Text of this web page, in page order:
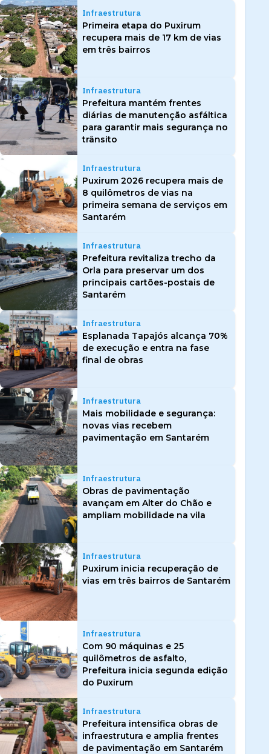
Infraestrutura
Primeira etapa do Puxirum
recupera mais de 17 km de vias
em três bairros
Infraestrutura
Prefeitura mantém frentes
diárias de manutenção asfáltica
para garantir mais segurança no
trânsito
Infraestrutura
Puxirum 2026 recupera mais de
8 quilômetros de vias na
primeira semana de serviços em
Santarém
Infraestrutura
Prefeitura revitaliza trecho da
Orla para preservar um dos
principais cartões-postais de
Santarém
Infraestrutura
Esplanada Tapajós alcança 70%
de execução e entra na fase
final de obras
Infraestrutura
Mais mobilidade e segurança:
novas vias recebem
pavimentação em Santarém
Infraestrutura
Obras de pavimentação
avançam em Alter do Chão e
ampliam mobilidade na vila
Infraestrutura
Puxirum inicia recuperação de
vias em três bairros de Santarém
Infraestrutura
Com 90 máquinas e 25
quilômetros de asfalto,
Prefeitura inicia segunda edição
do Puxirum
Infraestrutura
Prefeitura intensifica obras de
infraestrutura e amplia frentes
de pavimentação em Santarém